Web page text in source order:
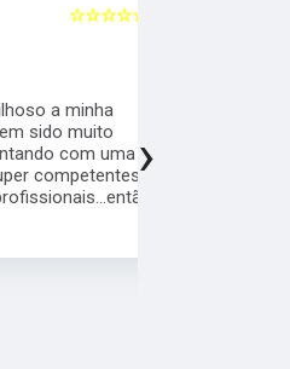
5
☆☆☆☆☆
minha
muito
com uma
›